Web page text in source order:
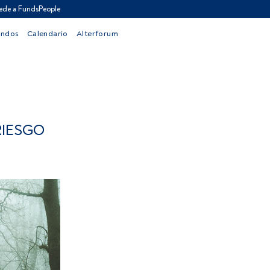
a FundsPeople
Calendario Alterforum